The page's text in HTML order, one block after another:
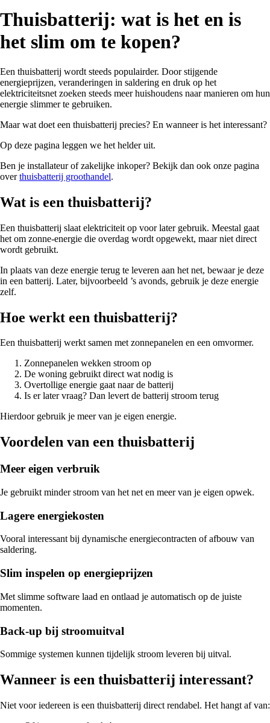
Thuisbatterij: wat is het en is
het slim om te kopen?
Een thuisbatterij wordt steeds populairder. Door stijgende
energieprijzen, veranderingen in saldering en druk op het
elektriciteitsnet zoeken steeds meer huishoudens naar manieren om hun
energie slimmer te gebruiken.
Maar wat doet een thuisbatterij precies? En wanneer is het interessant?
Op deze pagina leggen we het helder uit.
Ben je installateur of zakelijke inkoper? Bekijk dan ook onze pagina
overthuisbatterij groothandel.
Wat is een thuisbatterij?
Een thuisbatterij slaat elektriciteit op voor later gebruik. Meestal gaat
het om zonne-energie die overdag wordt opgewekt, maar niet direct
wordt gebruikt.
In plaats van deze energie terug te leveren aan het net, bewaar je deze
in een batterij. Later, bijvoorbeeld ’s avonds, gebruik je deze energie
zelf.
Hoe werkt een thuisbatterij?
Een thuisbatterij werkt samen met zonnepanelen en een omvormer.
Zonnepanelen wekken stroom op
De woning gebruikt direct wat nodig is
Overtollige energie gaat naar de batterij
Is er later vraag? Dan levert de batterij stroom terug
Hierdoor gebruik je meer van je eigen energie.
Voordelen van een thuisbatterij
Meer eigen verbruik
Je gebruikt minder stroom van het net en meer van je eigen opwek.
Lagere energiekosten
Vooral interessant bij dynamische energiecontracten of afbouw van
saldering.
Slim inspelen op energieprijzen
Met slimme software laad en ontlaad je automatisch op de juiste
momenten.
Back-up bij stroomuitval
Sommige systemen kunnen tijdelijk stroom leveren bij uitval.
Wanneer is een thuisbatterij interessant?
Niet voor iedereen is een thuisbatterij direct rendabel. Het hangt af van: